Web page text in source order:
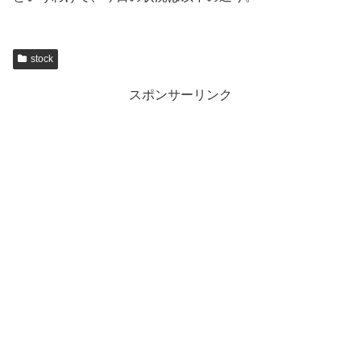
stock
スポンサーリンク